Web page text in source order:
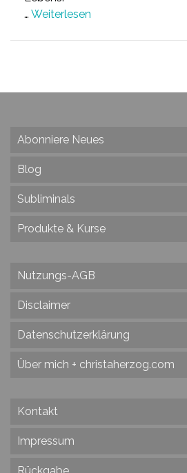
… Weiterlesen
Abonniere Neues
Blog
Subliminals
Produkte & Kurse
Nutzungs-AGB
Disclaimer
Datenschutzerklärung
Über mich + christaherzog.com
Kontakt
Impressum